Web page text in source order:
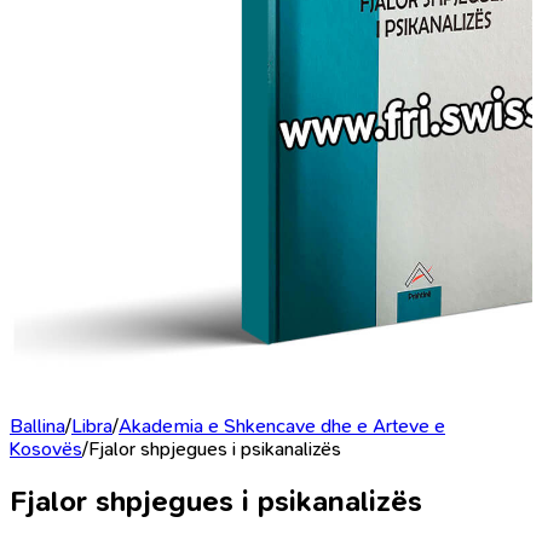
Ballina/Libra/Akademia e Shkencave dhe e Arteve e
Kosovës/Fjalor shpjegues i psikanalizës
Fjalor shpjegues i psikanalizës